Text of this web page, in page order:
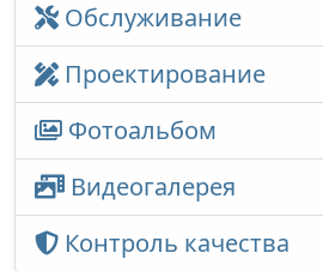
Обслуживание
Проектирование
Фотоальбом
Видеогалерея
Контроль качества